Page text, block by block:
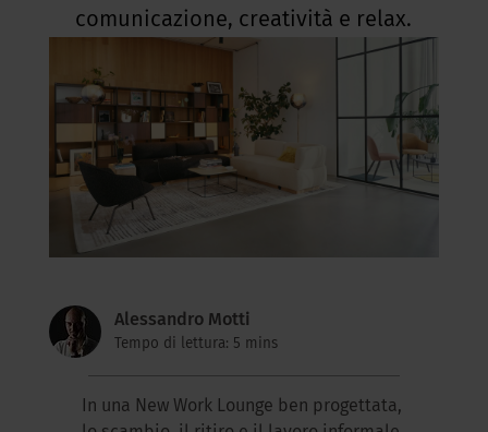
comunicazione, creatività e relax.
Alessandro Motti
Tempo di lettura: 5 mins
In una New Work Lounge ben progettata,